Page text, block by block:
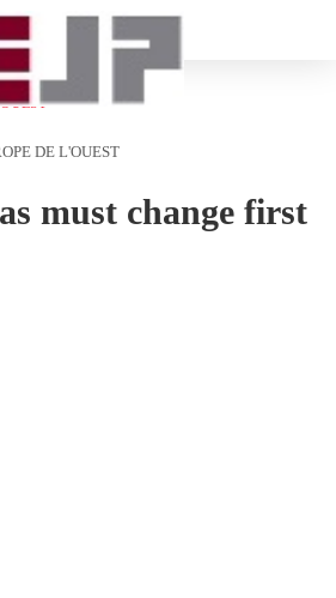
DE L'OUEST
must change first